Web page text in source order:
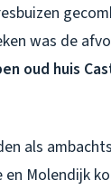
was de
oud huis
als
en Molendijk